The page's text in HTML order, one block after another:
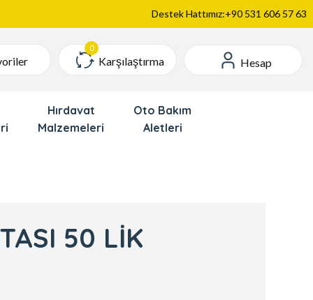
Destek Hattımız:+90 531 606 57 63
Karşılaştırma Hesap
Hırdavat
Malzemeleri
Oto Bakım
Aletleri
50 LİK